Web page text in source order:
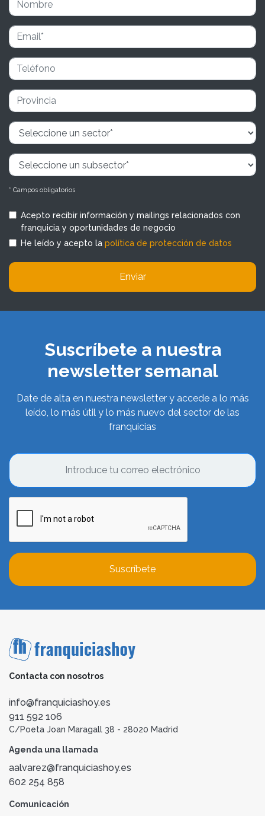
* Campos obligatorios
Acepto recibir información y mailings relacionados con
franquicia y oportunidades de negocio
He leído y acepto la política de protección de datos
Enviar
Suscríbete a nuestra
newsletter semanal
Date de alta en nuestra newsletter y accede a lo más
leído, lo más útil y lo más nuevo del sector de las
franquicias
Suscríbete
Contacta con nosotros
info@franquiciashoy.es
911 592 106
C/Poeta Joan Maragall 38 - 28020 Madrid
Agenda una llamada
aalvarez@franquiciashoy.es
602 254 858
Comunicación